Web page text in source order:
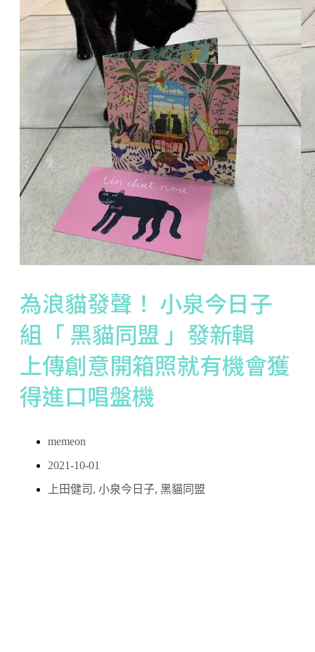
為浪貓發聲！ 小泉今日子
組「 黑貓同盟 」發新輯
上傳創意開箱照就有機會獲
得進口唱盤機
memeon
2021-10-01
上田健司 , 小泉今日子, 黑貓同盟